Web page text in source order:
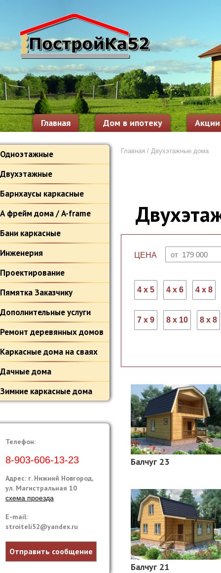
Акции
Дом в ипотеку
Главная
Главная / Двухэтажные дома
ЦЕНА
4 х 5 4 х 6 4 х 8
7 х 9 8 х 10 8 х 8
Балчуг 23
Балчуг 21
Одноэтажные
Двухэтажные
Барнхаусы каркасные
А фрейм дома / A-frame
Бани каркасные
Инженерия
Проектирование
Пямятка Заказчику
Дополнительные услуги
Ремонт деревянных домов
Каркасные дома на сваях
Дачные дома
Зимние каркасные дома
Телефон:
8-903-606-13-23
Адрес: г. Нижний Новгород,
ул. Магистральная 10
схема проезда
E-mail:
stroiteli52@yandex.ru
Отправить сообщение